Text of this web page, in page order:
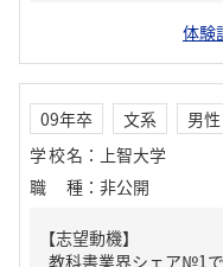
体験
09年卒 文系
男性
学校名 ： 上智大学
職種 ： 非公開
【志望動機】
教科書業界シェア№1